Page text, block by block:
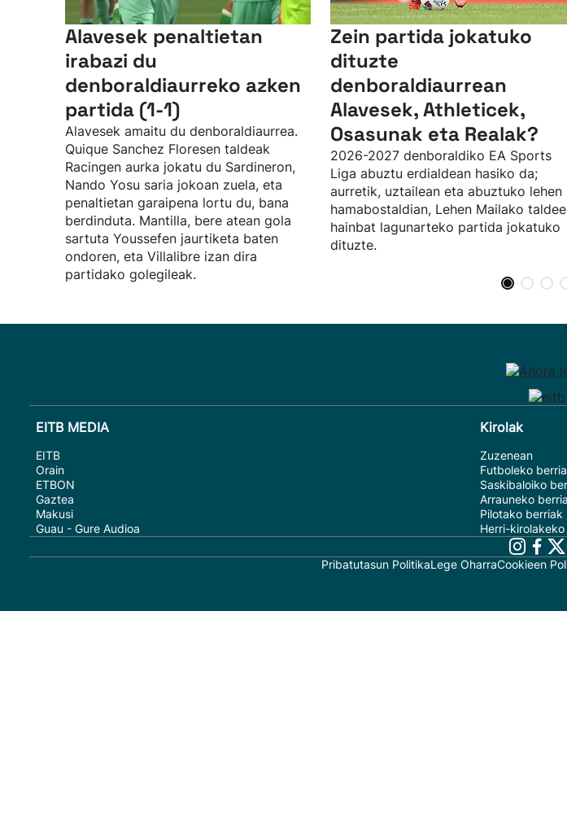
Alavesek penaltietan
irabazi du
denboraldiaurreko azken
partida (1-1)
Alavesek amaitu du denboraldiaurrea.
Quique Sanchez Floresen taldeak
Racingen aurka jokatu du Sardineron,
Nando Yosu saria jokoan zuela, eta
penaltietan garaipena lortu du, bana
berdinduta. Mantilla, bere atean gola
sartuta Youssefen jaurtiketa baten
ondoren, eta Villalibre izan dira
partidako golegileak.
Zein partida jokatuko
dituzte
denboraldiaurrean
Alavesek, Athleticek,
Osasunak eta Realak?
2026-2027 denboraldiko EA Sports
Liga abuztu erdialdean hasiko da;
aurretik, uztailean eta abuztuko lehen
hamabostaldian, Lehen Mailako
hainbat lagunarteko partida jokatuko
dituzte.
EITB MEDIA
EITB
Orain
ETBON
Gaztea
Makusi
Guau - Gure Audioa
Kirolak
Zuzenean
Futboleko
Saskibaloiko
Arrauneko
Pilotako berriak
Herri-
Pribatutasun PolitikaLege OharraCookieen